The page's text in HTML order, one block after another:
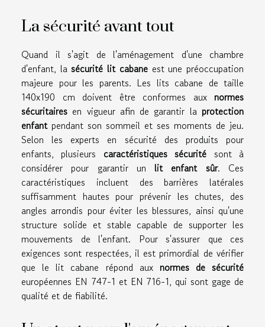
La sécurité avant tout
Quand il s'agit de l'aménagement d'une chambre
d'enfant, lasécurité lit cabaneest une préoccupation
majeure pour les parents. Les lits cabane de taille
140x190 cm doivent être conformes aux normes
sécuritaires en vigueur afin de garantir la protection
enfantpendant son sommeil et ses moments de jeu.
Selon les experts en sécurité des produits pour
enfants, plusieurs caractéristiques sécurité sont à
considérer pour garantir un lit enfant sûr. Ces
caractéristiques incluent des barrières latérales
suffisamment hautes pour prévenir les chutes, des
angles arrondis pour éviter les blessures, ainsi qu'une
structure solide et stable capable de supporter les
mouvements de l'enfant. Pour s'assurer que ces
exigences sont respectées, il est primordial de vérifier
que le lit cabane répond aux normes de sécurité
européennes EN 747-1 et EN 716-1, qui sont gage de
qualité et de fiabilité.